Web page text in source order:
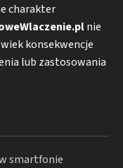
charakter
nie
konsekwencje
lub zastosowania
smartfonie